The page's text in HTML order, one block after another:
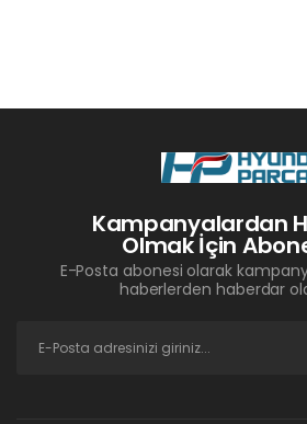
Kampanyalardan
Olmak İçin
E-Posta abonesi olarak
haberlerden haberdar